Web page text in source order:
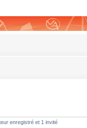
enregistré et 1 invité